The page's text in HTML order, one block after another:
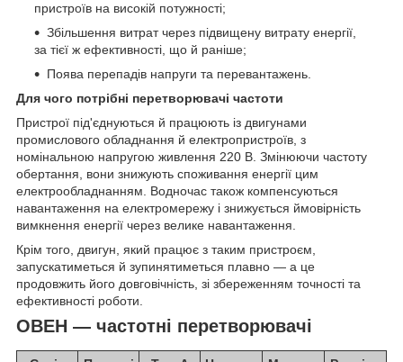
пристроїв на високій потужності;
Збільшення витрат через підвищену витрату енергії,
за тієї ж ефективності, що й раніше;
Поява перепадів напруги та перевантажень.
Для чого потрібні перетворювачі частоти
Пристрої під'єднуються й працюють із двигунами
промислового обладнання й електропристроїв, з
номінальною напругою живлення 220 В. Змінюючи частоту
обертання, вони знижують споживання енергії цим
електрообладнанням. Водночас також компенсуються
навантаження на електромережу і знижується ймовірність
вимкнення енергії через велике навантаження.
Крім того, двигун, який працює з таким пристроєм,
запускатиметься й зупинятиметься плавно — а це
продовжить його довговічність, зі збереженням точності та
ефективності роботи.
ОВЕН — частотні перетворювачі